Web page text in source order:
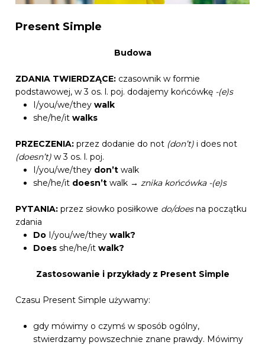
Present Simple
Budowa
ZDANIA TWIERDZĄCE: czasownik w formie
podstawowej, w 3 os. l. poj. dodajemy końcówkę -(e)s
I/you/we/they walk
she/he/it walks
PRZECZENIA: przez dodanie do not (don’t) i does not
(doesn’t) w 3 os. l. poj.
I/you/we/they don’t walk
she/he/it doesn’t walk → znika końcówka -(e)s
PYTANIA: przez słowko posiłkowe do/doesna początku
zdania
Do I/you/we/they walk?
Does she/he/it walk?
Zastosowanie i przykłady z Present Simple
Czasu Present Simple używamy:
gdy mówimy o czymś w sposób ogólny,
stwierdzamy powszechnie znane prawdy. Mówimy